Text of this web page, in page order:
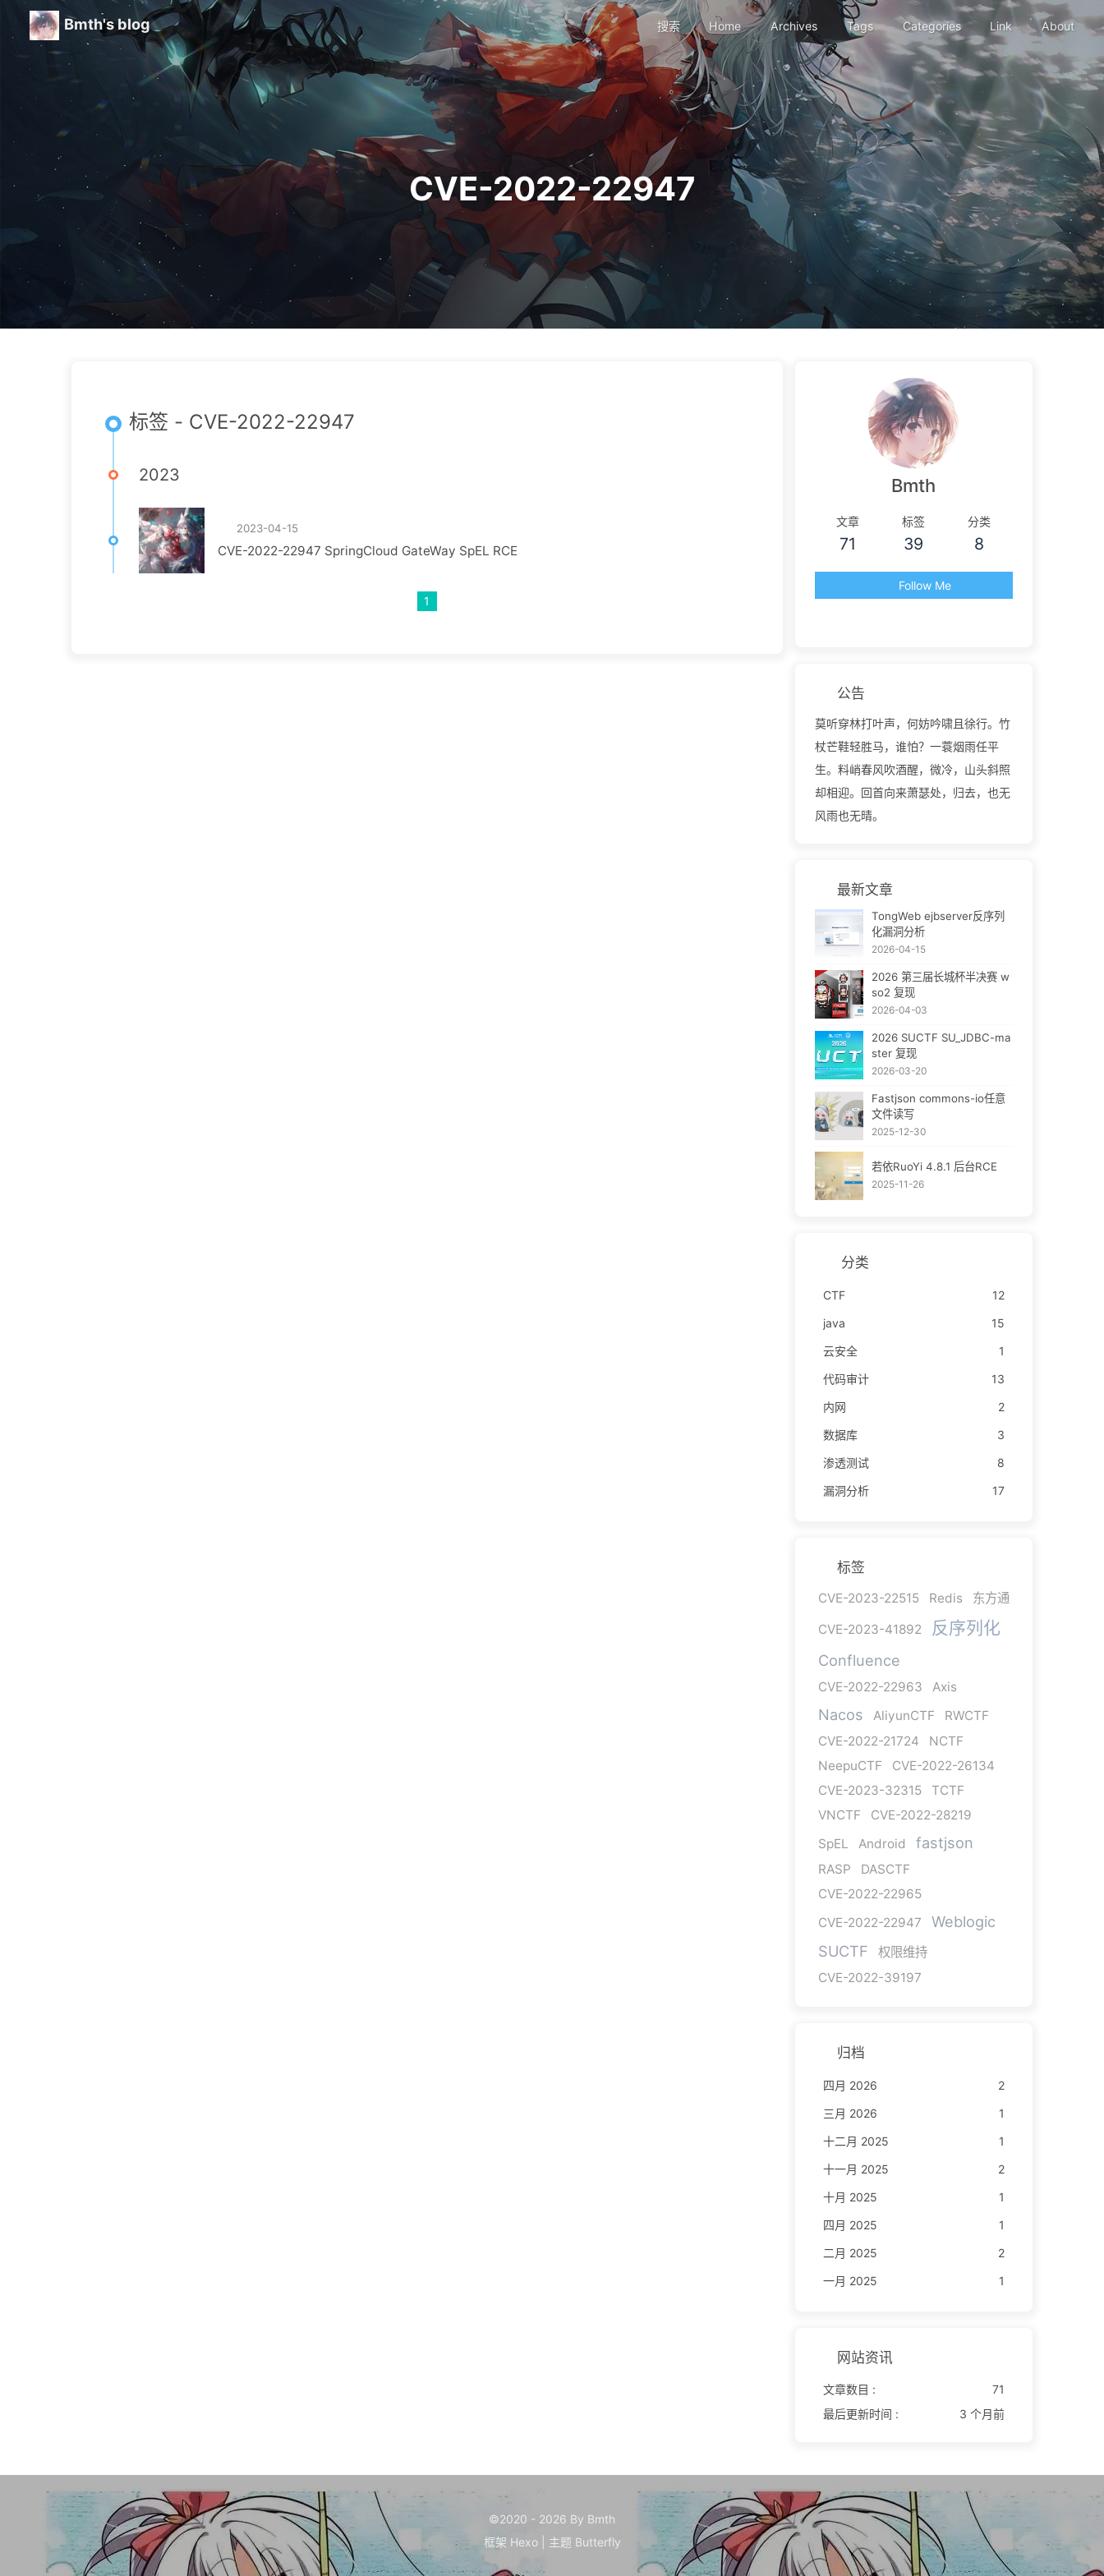
Bmth's blog 搜索 Home Archives Tags Categories Link About
CVE-2022-22947
标签 - CVE-2022-22947
2023
2023-04-15
CVE-2022-22947 SpringCloud GateWay SpEL RCE
1
Bmth
文章
71
标签
39
分类
8
Follow Me
公告
莫听穿林打叶声，何妨吟啸且徐行。竹
杖芒鞋轻胜马，谁怕？一蓑烟雨任平
生。料峭春风吹酒醒，微冷，山头斜照
却相迎。回首向来萧瑟处，归去，也无
风雨也无晴。
最新文章
TongWeb ejbserver反序列
化漏洞分析
2026-04-15
2026 第三届长城杯半决赛 w
so2 复现
2026-04-03
2026 SUCTF SU_JDBC-ma
ster 复现
2026-03-20
Fastjson commons-io任意
文件读写
2025-12-30
若依RuoYi 4.8.1 后台RCE
2025-11-26
分类
CTF
12
java
15
云安全
1
代码审计
13
内网
2
数据库
3
渗透测试
8
漏洞分析
17
标签
CVE-2023-22515 Redis
东方通
CVE-2023-41892
反序列化
Confluence
CVE-2022-22963 Axis
Nacos AliyunCTF
RWCTF
CVE-2022-21724
NCTF
NeepuCTF
CVE-2022-26134
CVE-2023-32315
TCTF
VNCTF
CVE-2022-28219
SpEL
Android fastjson
RASP
DASCTF
CVE-2022-22965
CVE-2022-22947
Weblogic
SUCTF
权限维持
CVE-2022-39197
归档
四月 2026
2
三月 2026
1
十二月 2025
1
十一月 2025
2
十月 2025
1
四月 2025
1
二月 2025
2
一月 2025
1
网站资讯
文章数目 :
71
最后更新时间 :
3 个月前
©2020 - 2026 By Bmth
框架 Hexo 主题 Butterfly